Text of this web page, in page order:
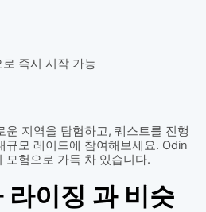
즉시 시작 가능
운 지역을 탐험하고, 퀘스트를 진행
규모 레이드에 참여해보세요. Odin
모험으로 가득 차 있습니다.
라이징 과 비슷